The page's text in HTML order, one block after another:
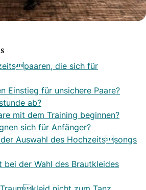
die sich für
Einstieg für unsichere Paare?
ab?
mit dem Training beginnen?
sich für Anfänger?
Auswahl des Hochzeitssongs
bei der Wahl des Brautkleides